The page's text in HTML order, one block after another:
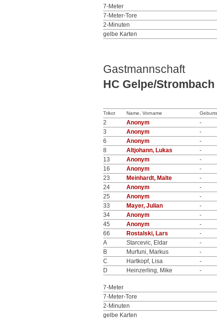
7-Meter
7-Meter-Tore
2-Minuten
gelbe Karten
Gastmannschaft
HC Gelpe/Strombach
Trikot Name, Vorname
2 Anonym
-
3
Anonym
-
6
Anonym
-
8
Altjohann, Lukas
-
13
Anonym
-
16
Anonym
-
23
Meinhardt, Malte
-
24
Anonym
-
25
Anonym
-
33
Mayer, Julian
-
34
Anonym
-
45
Anonym
-
66
Rostalski, Lars
-
A
Starcevic, Eldar
-
B
Murfuni, Markus
-
C
Hartkopf, Lisa
-
D
Heinzerling, Mike -
7-Meter
7-Meter-Tore
2-Minuten
gelbe Karten